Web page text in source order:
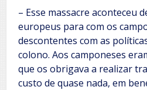
– Esse massacre aconteceu
europeus para com os
descontentes com as
colono. Aos camponeses
que os obrigava a realizar
custo de quase nada, em